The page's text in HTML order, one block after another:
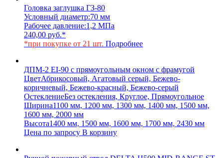
Головка заглушка ГЗ-80
Условный диаметр:70 мм
Рабочее давление:1,2 МПа
240,00 руб.*
*при покупке от 21 шт. Подробнее
ДПМ-2 EI-90 с прямоугольным окном с фрамугой
ЦветАбрикосовый, Агатовый серый, Бежево-
коричневый, Бежево-красный, Бежево-серый
ОстеклениеБез остекления, Круглое, Прямоугольное
Ширина1100 мм, 1200 мм, 1300 мм, 1400 мм, 1500 мм,
1600 мм, 2000 мм
Высота1400 мм, 1500 мм, 1600 мм, 1700 мм, 2430 мм
Цена по запросу В корзину